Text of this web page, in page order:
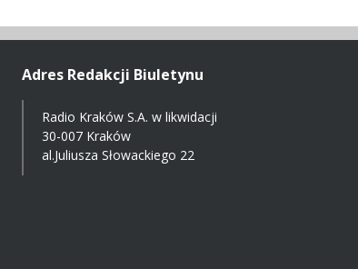
Adres Redakcji Biuletynu
Radio Kraków S.A. w likwidacji
30-007 Kraków
al.Juliusza Słowackiego 22